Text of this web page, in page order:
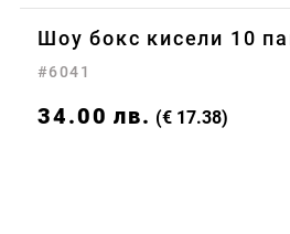
Шоу бокс кисели 10
#6041
34.00 лв. (€ 17.38)